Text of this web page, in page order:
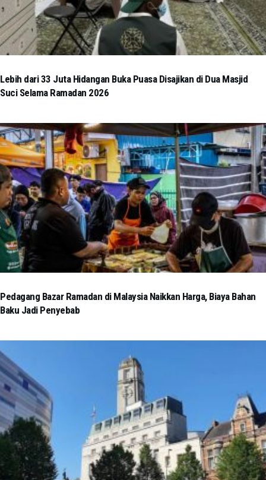
Lebih dari 33 Juta Hidangan Buka Puasa Disajikan di Dua Masjid
Suci Selama Ramadan 2026
Pedagang Bazar Ramadan di Malaysia Naikkan Harga, Biaya Bahan
Baku Jadi Penyebab